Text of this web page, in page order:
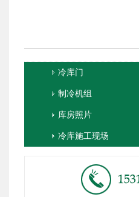
冷库门
制冷机组
库房照片
冷库施工现场